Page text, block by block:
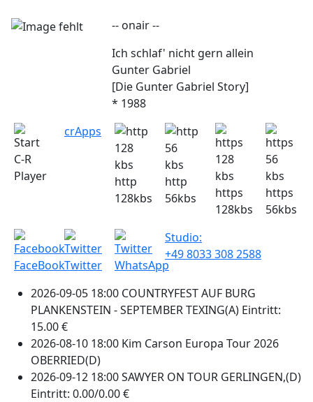
-- onair --
Ich schlaf' nicht gern allein
Gunter Gabriel
[Die Gunter Gabriel Story]
* 1988
C-R
Player
crApps
http
128kbs
http
56kbs
https
128kbs
https
56kbs
FaceBookTwitter WhatsApp
Studio:
+49 8033 308 2588
2026-09-05 18:00 COUNTRYFEST AUF BURG
PLANKENSTEIN - SEPTEMBER TEXING(A) Eintritt:
15.00 €
2026-08-10 18:00 Kim Carson Europa Tour 2026
OBERRIED(D)
2026-09-12 18:00 SAWYER ON TOUR GERLINGEN,(D)
Eintritt: 0.00/0.00 €